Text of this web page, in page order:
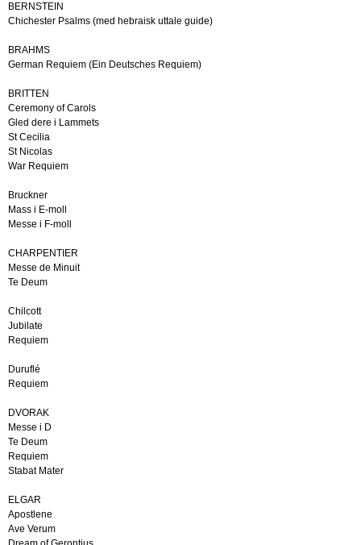
BERNSTEIN
Chichester Psalms (med hebraisk uttale guide)
BRAHMS
German Requiem (Ein Deutsches Requiem)
BRITTEN
Ceremony of Carols
Gled dere i Lammets
St Cecilia
St Nicolas
War Requiem
Bruckner
Mass i E-moll
Messe i F-moll
CHARPENTIER
Messe de Minuit
Te Deum
Chilcott
Jubilate
Requiem
Duruflé
Requiem
DVORAK
Messe i D
Te Deum
Requiem
Stabat Mater
ELGAR
Apostlene
Ave Verum